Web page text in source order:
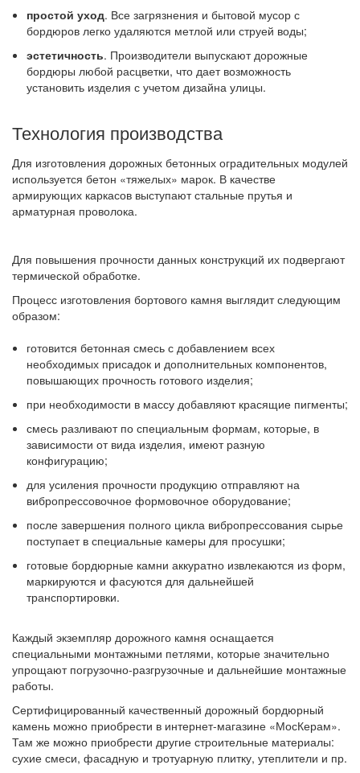
простой уход. Все загрязнения и бытовой мусор с
бордюров легко удаляются метлой или струей воды;
эстетичность. Производители выпускают дорожные
бордюры любой расцветки, что дает возможность
установить изделия с учетом дизайна улицы.
Технология производства
Для изготовления дорожных бетонных оградительных модулей
используется бетон «тяжелых» марок. В качестве
армирующих каркасов выступают стальные прутья и
арматурная проволока.
Для повышения прочности данных конструкций их подвергают
термической обработке.
Процесс изготовления бортового камня выглядит следующим
образом:
готовится бетонная смесь с добавлением всех
необходимых присадок и дополнительных компонентов,
повышающих прочность готового изделия;
при необходимости в массу добавляют красящие пигменты;
смесь разливают по специальным формам, которые, в
зависимости от вида изделия, имеют разную
конфигурацию;
для усиления прочности продукцию отправляют на
вибропрессовочное формовочное оборудование;
после завершения полного цикла вибропрессования сырье
поступает в специальные камеры для просушки;
готовые бордюрные камни аккуратно извлекаются из форм,
маркируются и фасуются для дальнейшей
транспортировки.
Каждый экземпляр дорожного камня оснащается
специальными монтажными петлями, которые значительно
упрощают погрузочно-разгрузочные и дальнейшие монтажные
работы.
Сертифицированный качественный дорожный бордюрный
камень можно приобрести в интернет-магазине «МосКерам».
Там же можно приобрести другие строительные материалы:
сухие смеси, фасадную и тротуарную плитку, утеплители и пр.